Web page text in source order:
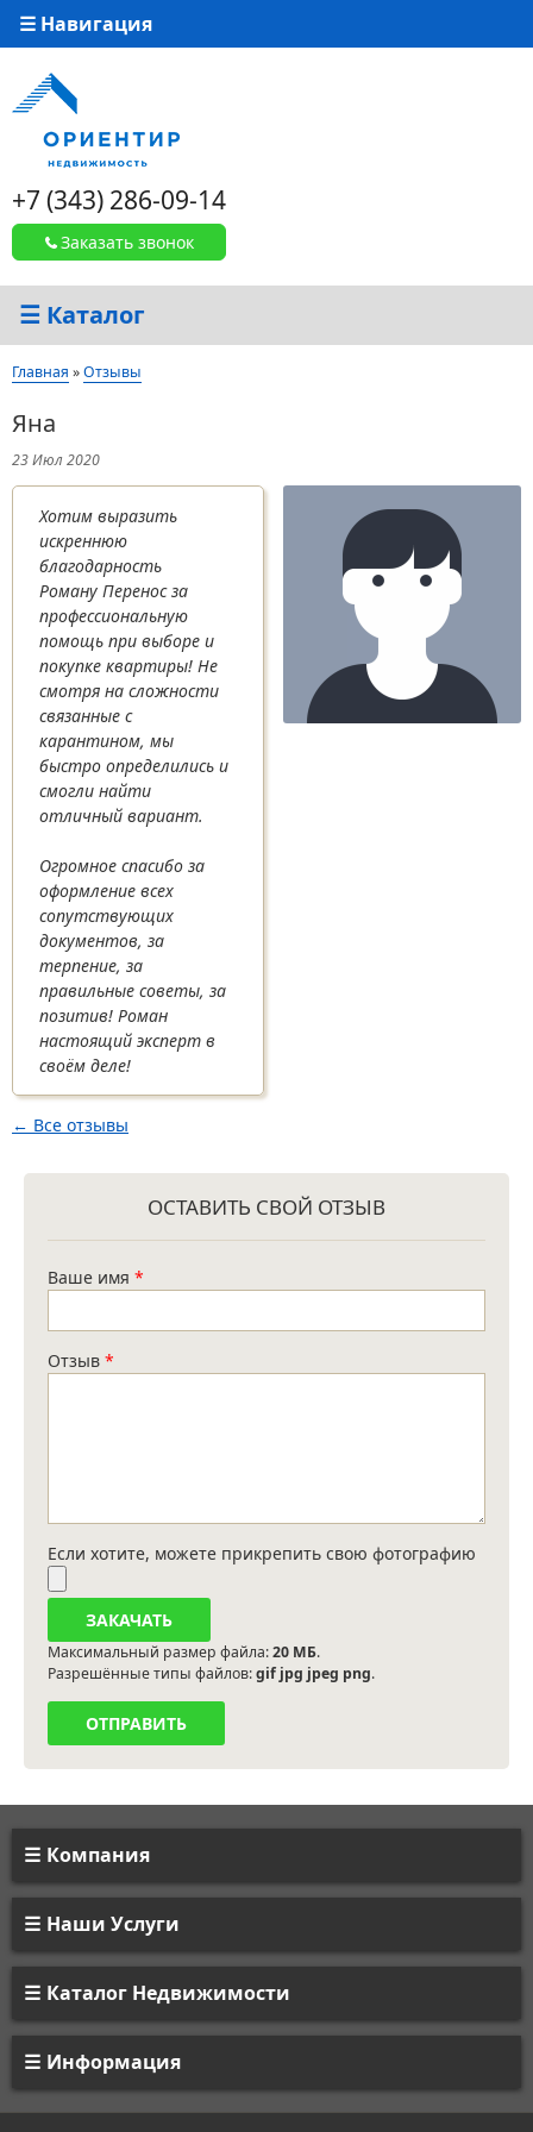
☰ Навигация
+7 (343) 286-09-14
Заказать звонок
☰ Каталог
Вы здесь
Главная »Отзывы
Яна
23 Июл 2020
Хотим выразить
искреннюю
благодарность
Роману Перенос за
профессиональную
помощь при выборе и
покупке квартиры! Не
смотря на сложности
связанные с
карантином, мы
быстро определились и
смогли найти
отличный вариант.
Огромное спасибо за
оформление всех
сопутствующих
документов, за
терпение, за
правильные советы, за
позитив! Роман
настоящий эксперт в
своём деле!
← Все отзывы
ОСТАВИТЬ СВОЙ ОТЗЫВ
Ваше имя *
Отзыв *
Если хотите, можете прикрепить свою фотографию
Максимальный размер файла:20 МБ.
Разрешённые типы файлов:gif jpg jpeg png.
Компания
Наши Услуги
Каталог Недвижимости
Информация